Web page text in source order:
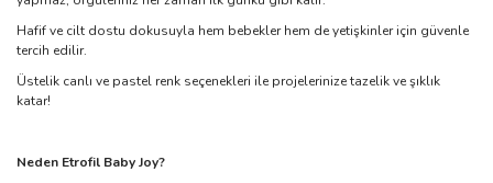
Hafif ve cilt dostu dokusuyla hem bebekler hem de yetişkinler için güvenle
tercih edilir.
Üstelik canlı ve pastel renk seçenekleri ile projelerinize tazelik ve şıklık
katar!
Neden Etrofil Baby Joy?